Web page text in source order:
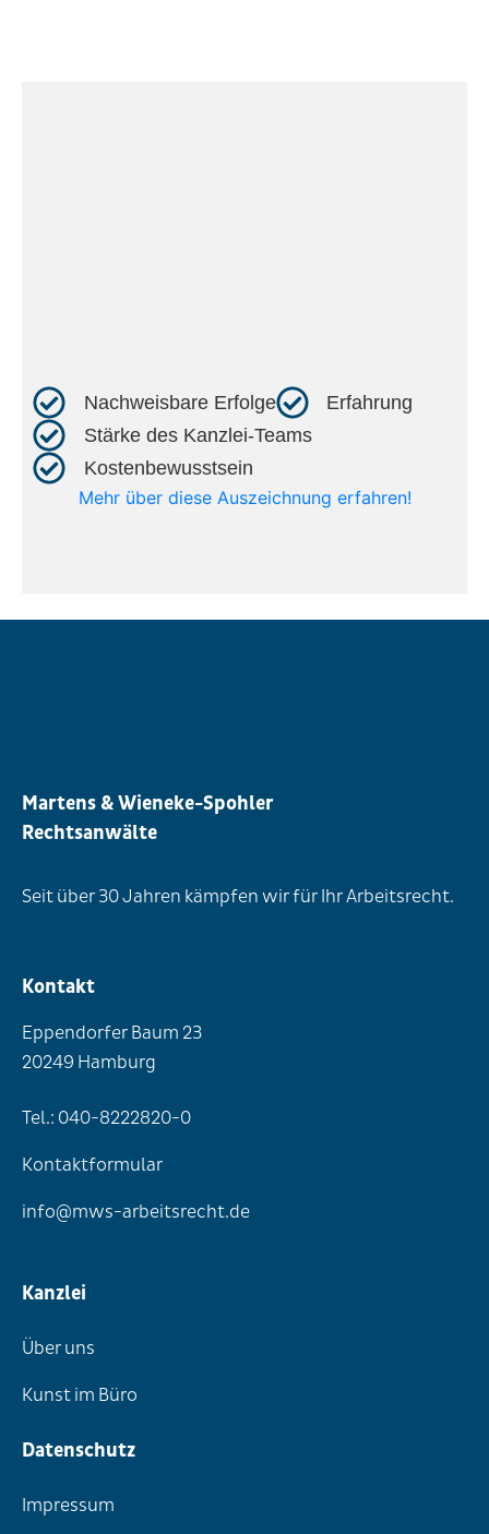
Nachweisbare Erfolge​
Erfahrung​
Stärke des Kanzlei-Teams​
Kostenbewusstsein​
Mehr über diese Auszeichnung erfahren!
Martens & Wieneke-Spohler
Rechtsanwälte
Seit über 30 Jahren kämpfen wir für Ihr Arbeitsrecht.
Kontakt
Eppendorfer Baum 23
20249 Hamburg
Tel.: 040-8222820-0
Kontaktformular
info@mws-arbeitsrecht.de
Kanzlei
Über uns
Kunst im Büro
Datenschutz
Impressum